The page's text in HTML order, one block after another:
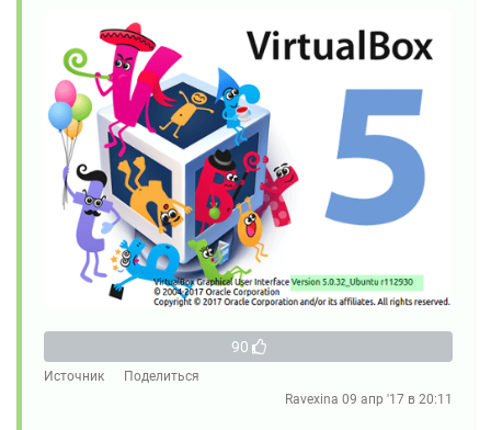
90
Источник
Поделиться
Ravexina 09 апр '17 в 20:11